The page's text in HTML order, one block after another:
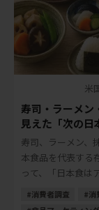
米
寿司・ラーメン
見えた「次の日
寿司、ラーメン、
本食品を代表する
って、「日本食は
は、以前ほど大
消費者調査 消